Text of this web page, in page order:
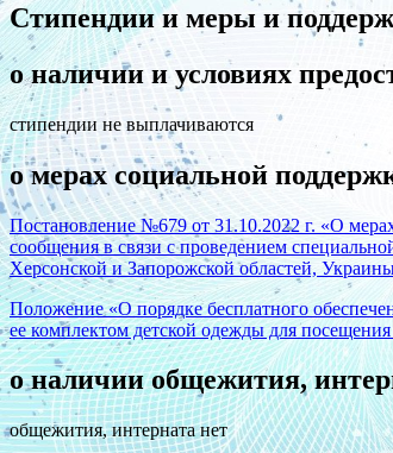
Стипендии и меры и
о наличии и условиях
стипендии не выплачиваются
о мерах социальной
Постановление №679 от 31.10.2022 г. «О
сообщения в связи с проведением
Херсонской и Запорожской областей,
Положение «О порядке бесплатного
ее комплектом детской одежды для
о наличии общежития,
общежития, интерната нет